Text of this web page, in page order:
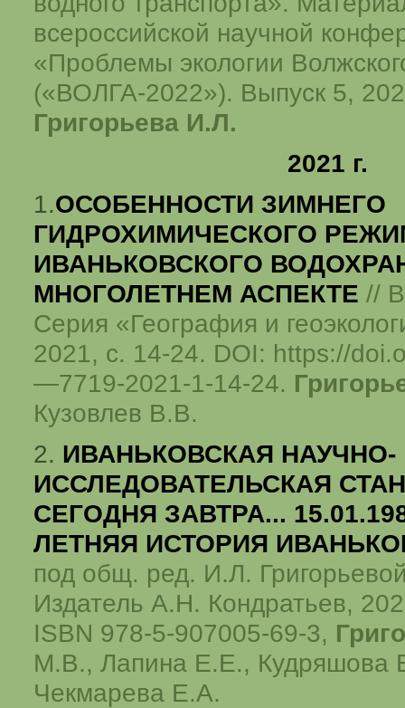
всероссийской научной
«Проблемы экологии
(«ВОЛГА-2022»). Выпуск 5,
Григорьева И.Л.
2021 г.
1.ОСОБЕННОСТИ ЗИМНЕГО
ГИДРОХИМИЧЕСКОГО
ИВАНЬКОВСКОГО
МНОГОЛЕТНЕМ АСПЕКТЕ //
Серия «География и
2021, с. 14-24. DOI: https://
—7719-2021-1-14-24.
Кузовлев В.В.
2. ИВАНЬКОВСКАЯ НАУЧНО-
ИССЛЕДОВАТЕЛЬСКАЯ
СЕГОДНЯ ЗАВТРА...
ЛЕТНЯЯ ИСТОРИЯ
под общ. ред. И.Л.
Издатель А.Н. Кондратьев,
ISBN 978-5-907005-69-3,
М.В., Лапина Е.Е., Кудряшова
Чекмарева Е.А.